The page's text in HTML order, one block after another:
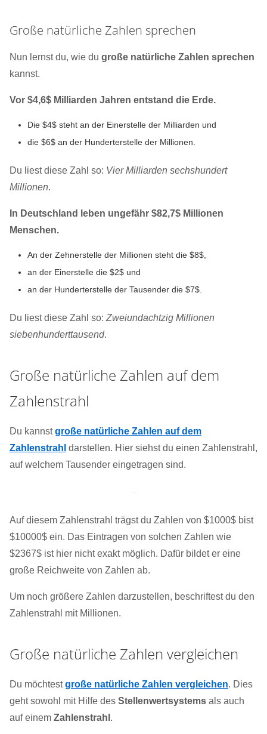
Große natürliche Zahlen sprechen
Nun lernst du, wie du große natürliche Zahlen sprechen
kannst.
Vor $4,6$ Milliarden Jahren entstand die Erde.
Die $4$ steht an der Einerstelle der Milliarden und
die $6$ an der Hunderterstelle der Millionen.
Du liest diese Zahl so: Vier Milliarden sechshundert
Millionen.
In Deutschland leben ungefähr $82,7$ Millionen
Menschen.
An der Zehnerstelle der Millionen steht die $8$,
an der Einerstelle die $2$ und
an der Hunderterstelle der Tausender die $7$.
Du liest diese Zahl so: Zweiundachtzig Millionen
siebenhunderttausend.
Große natürliche Zahlen auf dem
Zahlenstrahl
Du kannstgroße natürliche Zahlen auf dem
Zahlenstrahl darstellen. Hier siehst du einen Zahlenstrahl,
auf welchem Tausender eingetragen sind.
Auf diesem Zahlenstrahl trägst du Zahlen von $1000$ bist
$10000$ ein. Das Eintragen von solchen Zahlen wie
$2367$ ist hier nicht exakt möglich. Dafür bildet er eine
große Reichweite von Zahlen ab.
Um noch größere Zahlen darzustellen, beschriftest du den
Zahlenstrahl mit Millionen.
Große natürliche Zahlen vergleichen
Du möchtestgroße natürliche Zahlen vergleichen. Dies
geht sowohl mit Hilfe des Stellenwertsystems als auch
auf einem Zahlenstrahl .